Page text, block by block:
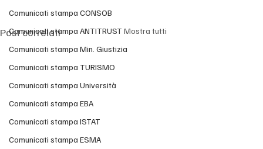
Comunicati stampa CONSOB
Comunicati stampa ANTITRUST
Comunicati stampa Min. Giustizia
Comunicati stampa TURISMO
Comunicati stampa Università
Comunicati stampa EBA
Comunicati stampa ISTAT
Comunicati stampa ESMA
Post correlati Mostra tutti